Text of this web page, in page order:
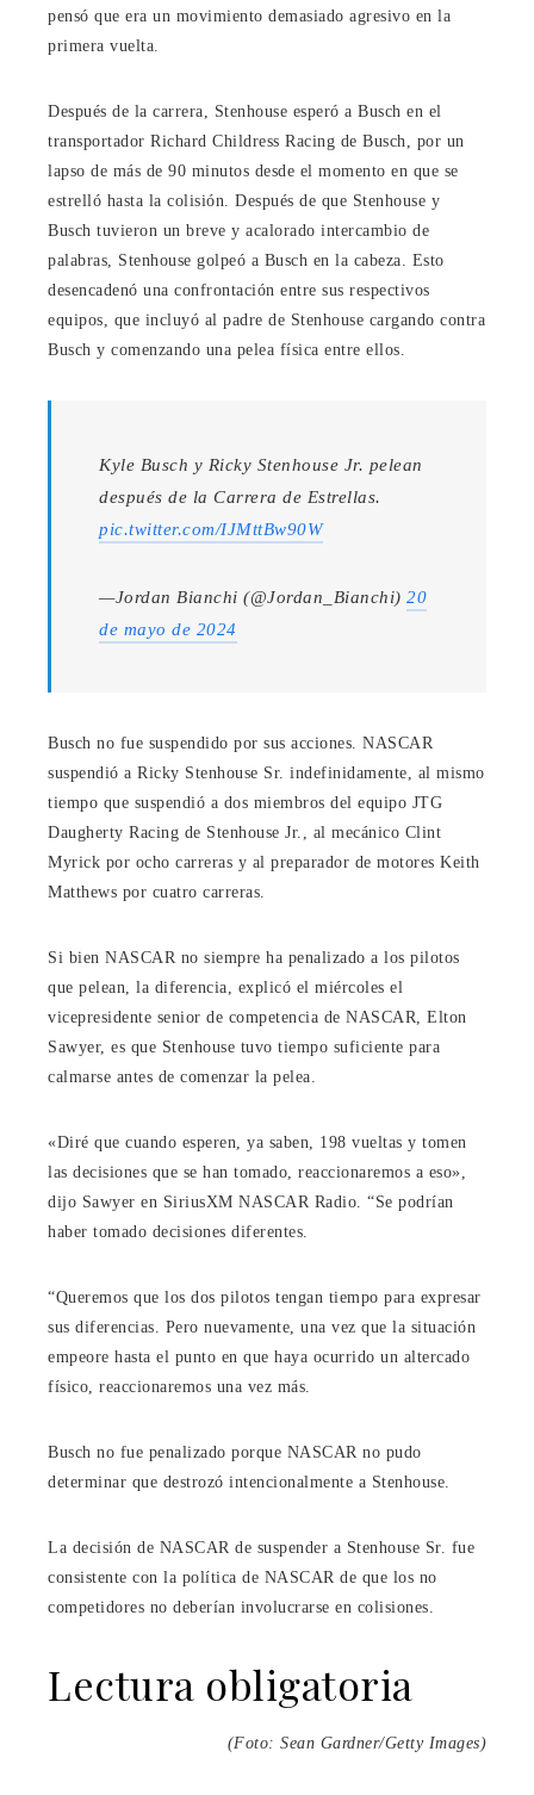
pensó que era un movimiento demasiado agresivo en la
primera vuelta.
Después de la carrera, Stenhouse esperó a Busch en el
transportador Richard Childress Racing de Busch, por un
lapso de más de 90 minutos desde el momento en que se
estrelló hasta la colisión. Después de que Stenhouse y
Busch tuvieron un breve y acalorado intercambio de
palabras, Stenhouse golpeó a Busch en la cabeza. Esto
desencadenó una confrontación entre sus respectivos
equipos, que incluyó al padre de Stenhouse cargando contra
Busch y comenzando una pelea física entre ellos.
Kyle Busch y Ricky Stenhouse Jr. pelean
después de la Carrera de Estrellas.
pic.twitter.com/IJMttBw90W
—Jordan Bianchi (@Jordan_Bianchi) 20
de mayo de 2024
Busch no fue suspendido por sus acciones. NASCAR
suspendió a Ricky Stenhouse Sr. indefinidamente, al mismo
tiempo que suspendió a dos miembros del equipo JTG
Daugherty Racing de Stenhouse Jr., al mecánico Clint
Myrick por ocho carreras y al preparador de motores Keith
Matthews por cuatro carreras.
Si bien NASCAR no siempre ha penalizado a los pilotos
que pelean, la diferencia, explicó el miércoles el
vicepresidente senior de competencia de NASCAR, Elton
Sawyer, es que Stenhouse tuvo tiempo suficiente para
calmarse antes de comenzar la pelea.
«Diré que cuando esperen, ya saben, 198 vueltas y tomen
las decisiones que se han tomado, reaccionaremos a eso»,
dijo Sawyer en SiriusXM NASCAR Radio. “Se podrían
haber tomado decisiones diferentes.
“Queremos que los dos pilotos tengan tiempo para expresar
sus diferencias. Pero nuevamente, una vez que la situación
empeore hasta el punto en que haya ocurrido un altercado
físico, reaccionaremos una vez más.
Busch no fue penalizado porque NASCAR no pudo
determinar que destrozó intencionalmente a Stenhouse.
La decisión de NASCAR de suspender a Stenhouse Sr. fue
consistente con la política de NASCAR de que los no
competidores no deberían involucrarse en colisiones.
Lectura obligatoria
(Foto: Sean Gardner/Getty Images)